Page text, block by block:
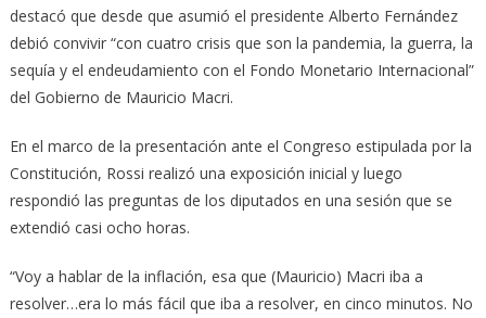
destacó que desde que asumió el presidente Alberto Fernández
debió convivir “con cuatro crisis que son la pandemia, la guerra, la
sequía y el endeudamiento con el Fondo Monetario Internacional”
del Gobierno de Mauricio Macri.
En el marco de la presentación ante el Congreso estipulada por la
Constitución, Rossi realizó una exposición inicial y luego
respondió las preguntas de los diputados en una sesión que se
extendió casi ocho horas.
“Voy a hablar de la inflación, esa que (Mauricio) Macri iba a
resolver…era lo más fácil que iba a resolver, en cinco minutos. No